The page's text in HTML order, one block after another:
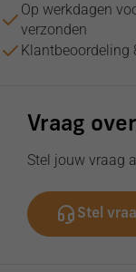
Op werkdagen
verzonden
Klantbeoordeling
Vraag
Stel jouw vraag
Stel